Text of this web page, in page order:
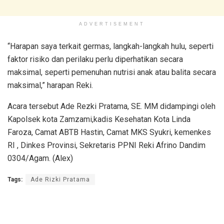
ADVERTISEMENT
“Harapan saya terkait germas, langkah-langkah hulu, seperti
faktor risiko dan perilaku perlu diperhatikan secara
maksimal, seperti pemenuhan nutrisi anak atau balita secara
maksimal,” harapan Reki.
Acara tersebut Ade Rezki Pratama, SE. MM didampingi oleh
Kapolsek kota Zamzami,kadis Kesehatan Kota Linda
Faroza, Camat ABTB Hastin, Camat MKS Syukri, kemenkes
RI , Dinkes Provinsi, Sekretaris PPNI Reki Afrino Dandim
0304/Agam. (Alex)
Tags: Ade Rizki Pratama